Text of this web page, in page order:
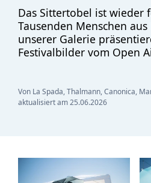
Das Sittertobel ist wieder
Tausenden Menschen
unserer Galerie
Festivalbilder vom Open
Von La Spada, Thalmann, Canonica,
aktualisiert am25.06.2026